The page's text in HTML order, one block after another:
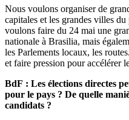
Nous voulons organiser de
capitales et les grandes villes
voulons faire du 24 mai une
nationale à Brasilia, mais
les Parlements locaux, les
et faire pression pour accélérer
BdF : Les élections directes
pour le pays ? De quelle
candidats ?